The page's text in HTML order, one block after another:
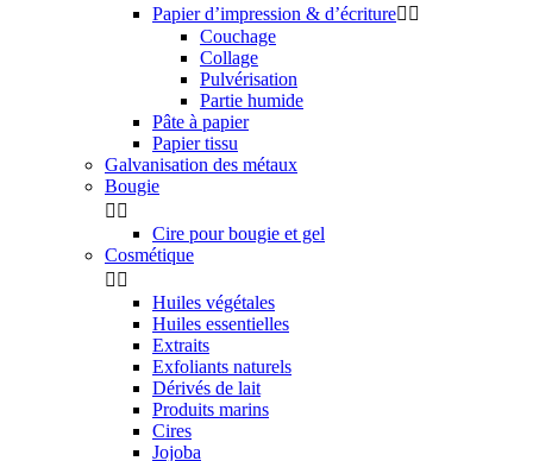
Papier d’impression & d’écriture 
Couchage
Collage
Pulvérisation
Partie humide
Pâte à papier
Papier tissu
Galvanisation des métaux
Bougie
 
Cire pour bougie et gel
Cosmétique
 
Huiles végétales
Huiles essentielles
Extraits
Exfoliants naturels
Dérivés de lait
Produits marins
Cires
Jojoba